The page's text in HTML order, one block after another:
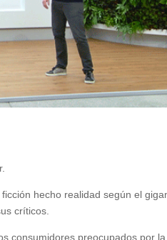
hecho realidad según el
críticos.
consumidores preocupados por la